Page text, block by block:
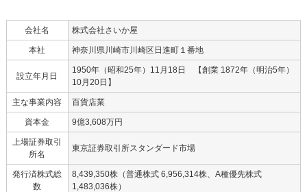
会社名 株式会社さいか屋
本社 神奈川県川崎市川崎区日進町１番地
設立年月日
1950年（昭和25年）11月18日 【創業 1872年（明治5年）
10月20日】
主な事業内容 百貨店業
資本金 9億3,608万円
上場証券取引
所名
東京証券取引所スタンダード市場
発行済株式総
数
8,439,350株（普通株式 6,956,314株、A種優先株式
1,483,036株）